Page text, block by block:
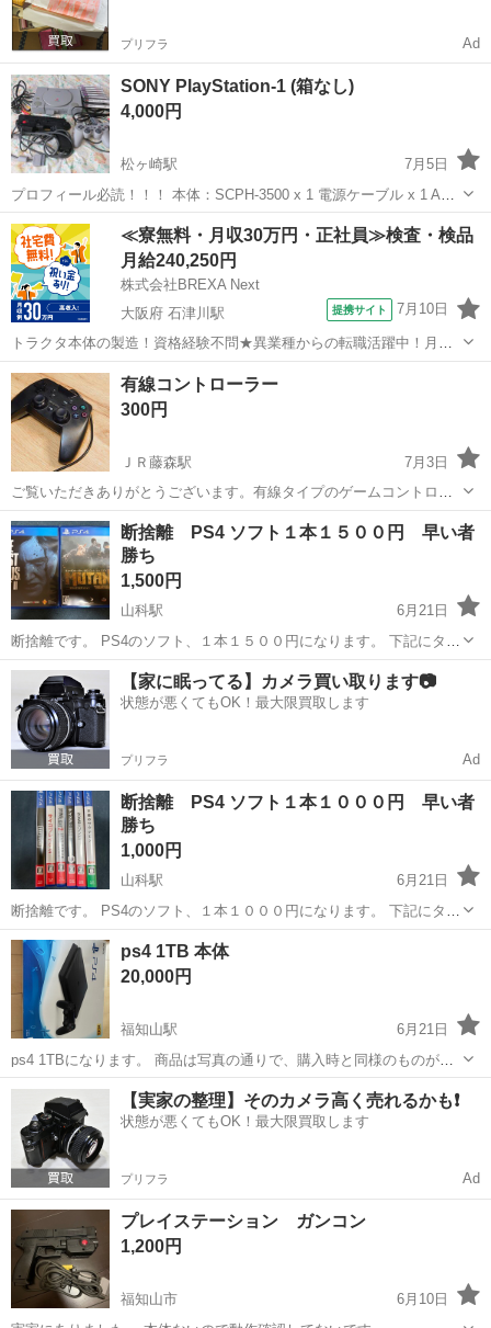
プリフラ Ad
SONY PlayStation-1 (箱なし)
4,000円
松ヶ崎駅
7月5日
プロフィール必読！！！ 本体：SCPH-3500 x 1 電源ケーブル x 1 AV
ケーブル x 1 MEMORY CARD x 1 コントローラx１ ガンコン x 1：
namco NPC-103 ゲーム：RA...
京都 松ヶ崎駅 テレビゲーム PlayStation
≪寮無料・月収30万円・正社員≫検査・検品
月給240,250円
株式会社BREXA Next
大阪府 石津川駅
提携サイト 7月10日
トラクタ本体の製造！資格経験不問★異業種からの転職活躍中！月収
例29万円以上！生活支援物資事前対応可◎即日入寮OK！寮費はずっと
無料＆備品付き1R寮完備！赴任旅費会社負担！工場まで無料送迎あり
◎《大阪府堺市》 人気の工場の...
大阪 堺市 石津川駅
有線コントローラー
300円
ＪＲ藤森駅
7月3日
ご覧いただきありがとうございます。有線タイプのゲームコントロー
ラーをお譲りします。 【出品理由】 自宅で使用していましたが、使用
しなくなったため出品いたします。 【商品について】 タイプ: USB接
続の有線コントローラー...
京都 京都市 ＪＲ藤森駅 テレビゲーム コントローラー
断捨離 PS4 ソフト１本１５００円 早い者
勝ち
1,500円
山科駅
6月21日
断捨離です。 PS4のソフト、１本１５００円になります。 下記にタイ
トルがない商品は売り切れました。 PS4 ・ミュータントイヤーゼロ
・ザラストオブアスパート２ お取引場所は、山科区になります。 詳し
い場所は...
京都 京都市 山科駅 テレビゲーム PS4
【家に眠ってる】カメラ買い取ります📷
状態が悪くてもOK！最大限買取します
プリフラ Ad
断捨離 PS4 ソフト１本１０００円 早い者
勝ち
1,000円
山科駅
6月21日
断捨離です。 PS4のソフト、１本１０００円になります。 下記にタイ
トルがない商品は売り切れました。 PS4 ・DAYSGONE ・サイコブレ
イク２ ・ダイイングライト２ ・デイメア1998 ・ゾンビ ・天穂のサク
ナ...
京都 京都市 テレビゲーム
ps4 1TB 本体
20,000円
福知山駅
6月21日
ps4 1TBになります。 商品は写真の通りで、購入時と同様のものが揃
っているかと思います。 箱は自宅保管のため傷や傷みが若干ありま
す。 破れていたりはありません。 6/20に稼働確認済みです。 ソフト
は別売りになります...
京都 福知山市 福知山駅 テレビゲーム
【実家の整理】そのカメラ高く売れるかも❗️
状態が悪くてもOK！最大限買取します
プリフラ Ad
プレイステーション ガンコン
1,200円
福知山市
6月10日